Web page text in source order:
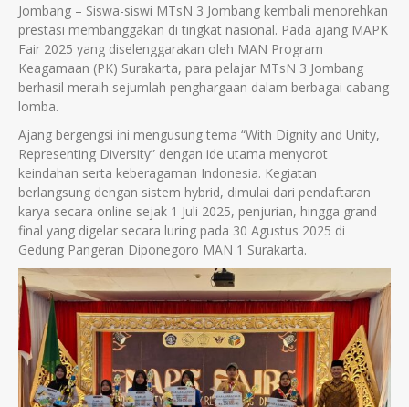
Jombang – Siswa-siswi MTsN 3 Jombang kembali menorehkan
prestasi membanggakan di tingkat nasional. Pada ajang MAPK
Fair 2025 yang diselenggarakan oleh MAN Program
Keagamaan (PK) Surakarta, para pelajar MTsN 3 Jombang
berhasil meraih sejumlah penghargaan dalam berbagai cabang
lomba.
Ajang bergengsi ini mengusung tema “With Dignity and Unity,
Representing Diversity” dengan ide utama menyorot
keindahan serta keberagaman Indonesia. Kegiatan
berlangsung dengan sistem hybrid, dimulai dari pendaftaran
karya secara online sejak 1 Juli 2025, penjurian, hingga grand
final yang digelar secara luring pada 30 Agustus 2025 di
Gedung Pangeran Diponegoro MAN 1 Surakarta.